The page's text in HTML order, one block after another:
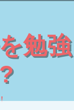
勉強